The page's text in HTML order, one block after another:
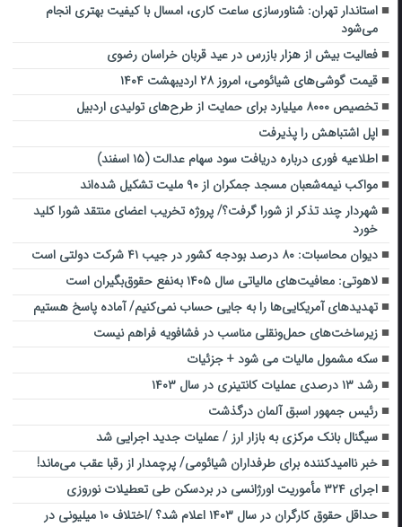
استاندار تهران: شناورسازی ساعت کاری، امسال با کیفیت بهتری انجام
می‌شود
فعالیت بیش از هزار بازرس در عید قربان خراسان رضوی
قیمت گوشی‌های شیائومی، امروز ۲۸ اردیبهشت ۱۴۰۴
تخصیص ۸۰۰۰ میلیارد برای حمایت از طرح‌های تولیدی اردبیل
اپل اشتباهش را پذیرفت
اطلاعیه فوری درباره دریافت سود سهام عدالت (۱۵ اسفند)
مواکب نیمه‌شعبان مسجد جمکران از ۹۰ ملیت تشکیل شده‌اند
شهردار چند تذکر از شورا گرفت؟/ پروژه تخریب اعضای منتقد شورا کلید
خورد
دیوان محاسبات: ۸۰ درصد بودجه کشور در جیب ۴۱ شرکت دولتی است
لاهوتی: معافیت‌های مالیاتی سال ۱۴۰۵ به‌نفع حقوق‌بگیران است
تهدیدهای آمریکایی‌ها را به جایی حساب نمی‌کنیم/ آماده پاسخ هستیم
زیرساخت‌های حمل‌ونقلی مناسب در فشافویه فراهم نیست
سکه مشمول مالیات می شود + جزئیات
رشد ۱۳ درصدی عملیات کانتینری در سال ۱۴۰۳
رئیس‌ جمهور اسبق آلمان درگذشت
سیگنال بانک مرکزی به بازار ارز / عملیات جدید اجرایی شد
خبر ناامیدکننده برای طرفداران شیائومی/ پرچمدار از رقبا عقب می‌ماند!
اجرای ۳۲۴ مأموریت اورژانسی در بردسکن طی تعطیلات نوروزی
حداقل حقوق کارگران در سال ۱۴۰۳ اعلام شد؟ /اختلاف ۱۰ میلیونی در